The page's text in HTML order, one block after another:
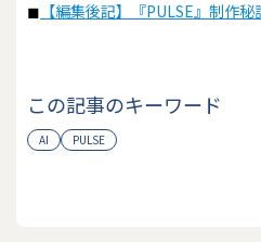
◼︎ 【編集後記】『PULSE』制作秘
この記事のキーワード
AI PULSE